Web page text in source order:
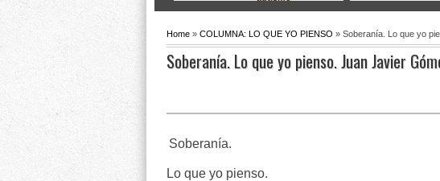
Home » COLUMNA: LO QUE YO PIENSO » Soberanía. Lo que yo
Soberanía. Lo que yo pienso. Juan Javier
Soberanía.
Lo que yo pienso.